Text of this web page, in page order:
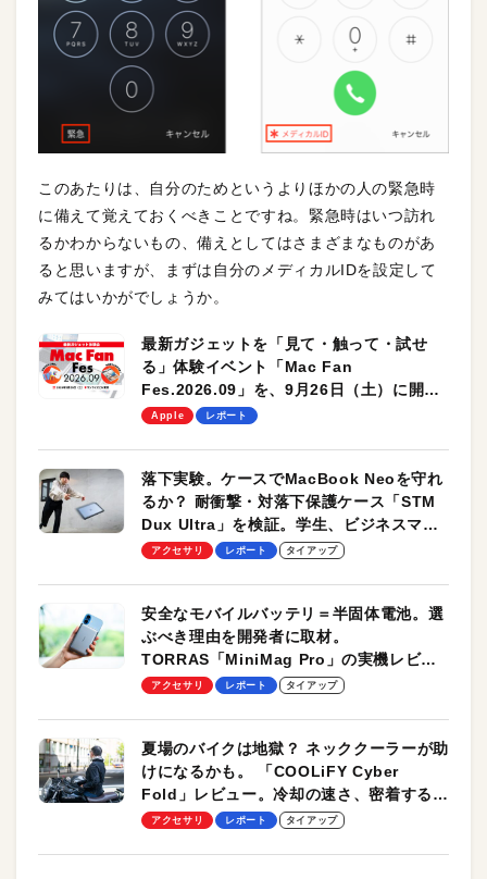
このあたりは、自分のためというよりほかの人の緊急時
に備えて覚えておくべきことですね。緊急時はいつ訪れ
るかわからないもの、備えとしてはさまざまなものがあ
ると思いますが、まずは自分のメディカルIDを設定して
みてはいかがでしょうか。
最新ガジェットを「見て・触って・試せ
る」体験イベント「Mac Fan
Fes.2026.09」を、9月26日（土）に開催
します！
Apple レポート
落下実験。ケースでMacBook Neoを守れ
るか？ 耐衝撃・対落下保護ケース「STM
Dux Ultra」を検証。学生、ビジネスマン
のモバイルユースに最適！
アクセサリ レポート タイアップ
安全なモバイルバッテリ＝半固体電池。選
ぶべき理由を開発者に取材。
TORRAS「MiniMag Pro」の実機レビュ
ーも
アクセサリ レポート タイアップ
夏場のバイクは地獄？ ネッククーラーが助
けになるかも。 「COOLiFY Cyber
Fold」レビュー。冷却の速さ、密着する冷
却プレート、シンプルな操作性がグッド！
アクセサリ レポート タイアップ